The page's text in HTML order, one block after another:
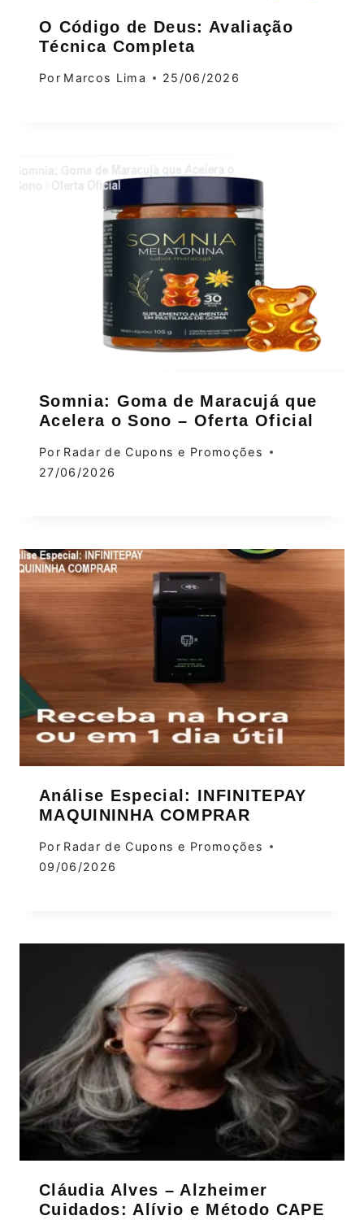
O Código de Deus: Avaliação
Técnica Completa
Por Marcos Lima 25/06/2026
Somnia: Goma de Maracujá que
Acelera o Sono – Oferta Oficial
Por Radar de Cupons e Promoções
27/06/2026
Análise Especial: INFINITEPAY
MAQUININHA COMPRAR
Por Radar de Cupons e Promoções
09/06/2026
Cláudia Alves – Alzheimer
Cuidados: Alívio e Método CAPE